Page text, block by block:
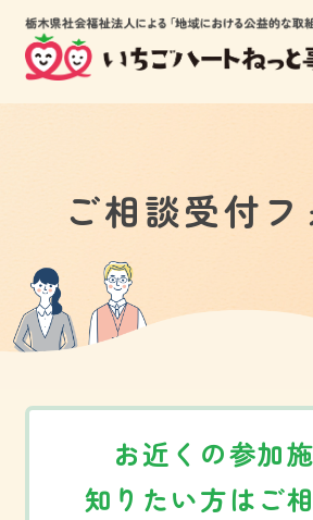
標準 黒 黄
わたしたちについて
お知らせ
参加
サイ
ご相談受付フ
お近くの参加
知りたい方は ご